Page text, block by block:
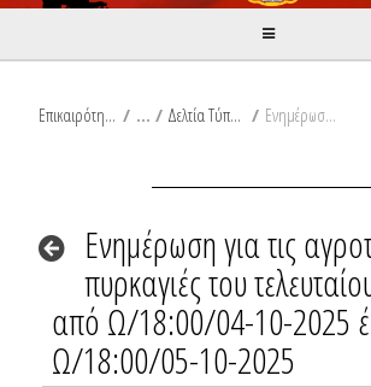
Επικαιρότητα / Δελτία Τύπου / Ενημέρωση για τις αγροτοδασικές πυρκαγιές του τελευταίου 24ωρου από Ω/18:00/04-10-2025 έως Ω/18:00/05-10-2025
Ενημέρωση για τις
πυρκαγιές του
από Ω/18:00/04-10-2025
Ω/18:00/05-10-2025